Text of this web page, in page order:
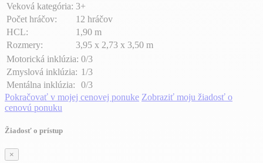
Veková kategória: 3+
Počet hráčov:
12 hráčov
HCL:
1,90 m
Rozmery:
3,95 x 2,73 x 3,50 m
Motorická inklúzia: 0/3
Zmyslová inklúzia: 1/3
Mentálna inklúzia:
0/3
Pokračovať v mojej cenovej ponuke Zobraziť moju žiadosť o
cenovú ponuku
Žiadosť o prístup
×